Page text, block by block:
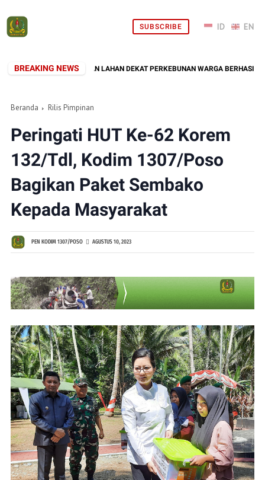
SUBSCRIBE
BREAKING NEWS
POSO, KEBAKARAN LAHAN DEKAT PERKEBUNAN WARGA BERHASIL
Beranda Rilis Pimpinan
Peringati HUT Ke-62 Korem
132/Tdl, Kodim 1307/Poso
Bagikan Paket Sembako
Kepada Masyarakat
PEN KODIM 1307/POSO AGUSTUS 10, 2023